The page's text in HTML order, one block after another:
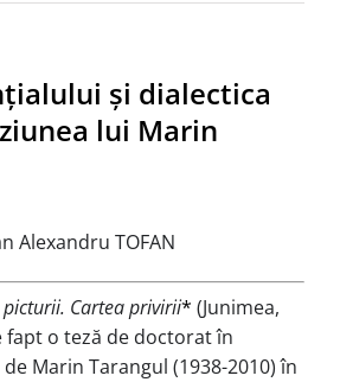
și dialectica
lui Marin
Alexandru TOFAN
Cartea privirii* (Junimea,
fapt o teză de doctorat în
Marin Tarangul (1938-2010) în